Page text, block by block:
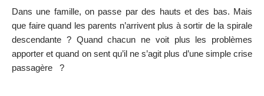
Dans une famille, on passe par des hauts et des bas. Mais
que faire quand les parents n’arrivent plus à sortir de la spirale
descendante ? Quand chacun ne voit plus les problèmes
apporter et quand on sent qu’il ne s’agit plus d’une simple crise
passagère ?